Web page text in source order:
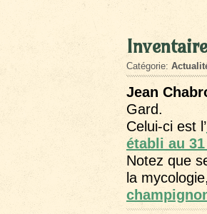
Catégorie:
Jean
Gard.
Celui-ci est l’
établi au
Notez que
la